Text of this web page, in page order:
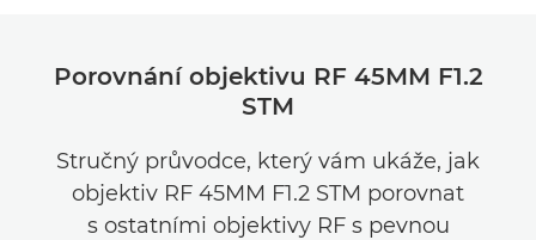
Porovnání objektivu RF 45MM F1.2
STM
Stručný průvodce, který vám ukáže, jak
objektiv RF 45MM F1.2 STM porovnat
s ostatními objektivy RF s pevnou